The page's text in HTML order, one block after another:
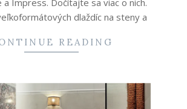
a Impress. Dočítajte sa viac o nich.
dlaždíc na steny a
READING